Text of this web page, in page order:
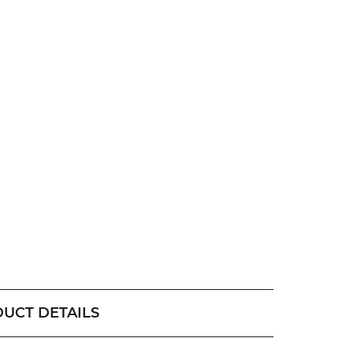
DETAILS